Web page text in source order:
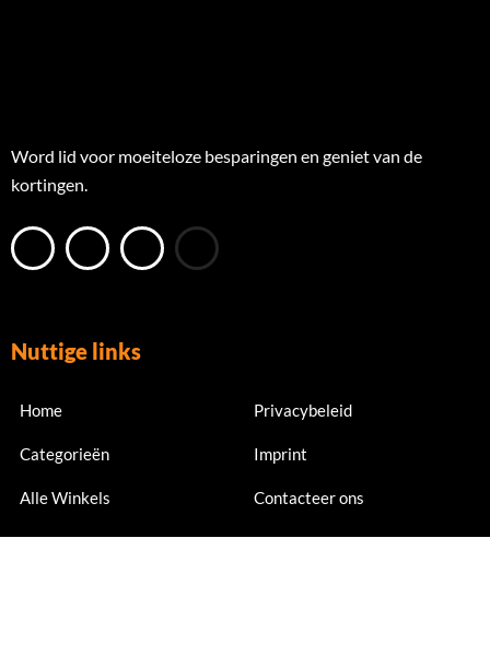
Word lid voor moeiteloze besparingen en geniet van de
kortingen.
Nuttige links
Home
Categorieën
Alle Winkels
Privacybeleid
Imprint
Contacteer ons